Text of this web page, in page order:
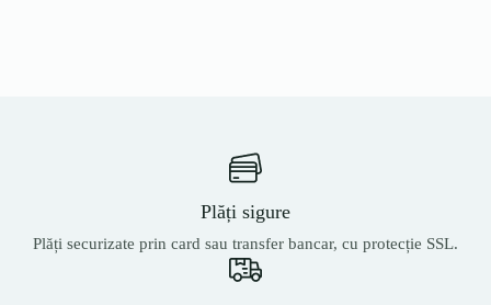
Plăți sigure
Plăți securizate prin card sau transfer bancar, cu protecție SSL.